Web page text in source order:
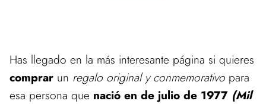
Has llegado en la más interesante página si quieres
comprar un regalo original y conmemorativo para
esa persona que nació en de julio de 1977 (Mil